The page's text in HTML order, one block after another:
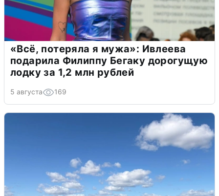
«Всё, потеряла я мужа»: Ивлеева
подарила Филиппу Бегаку дорогущую
лодку за 1,2 млн рублей
5 августа 169